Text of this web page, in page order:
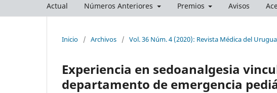
Actual Números Anteriores Premios Avisos
Inicio / Archivos / Vol. 36 Núm. 4 (2020): Revista Médica del
Experiencia en sedoanalgesia
departamento de emergencia